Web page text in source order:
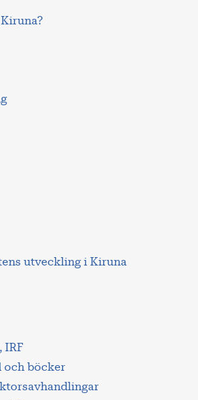
utveckling i Kiruna
IRF
och böcker